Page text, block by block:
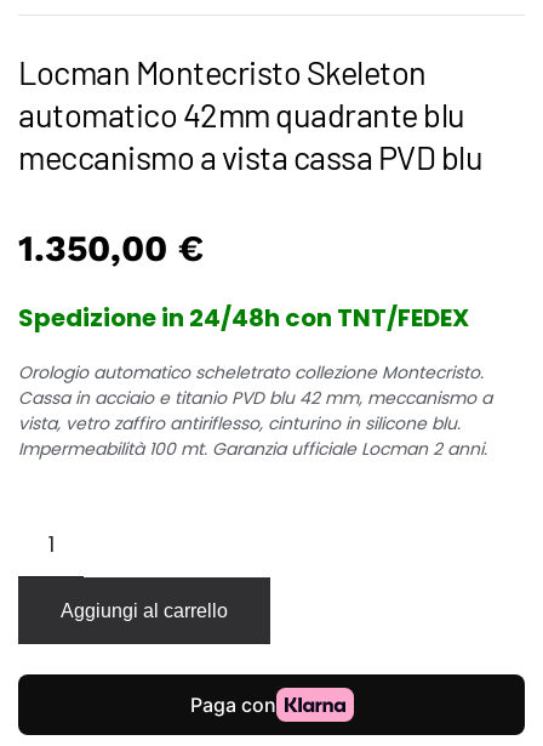
Locman Montecristo Skeleton
automatico 42mm quadrante blu
meccanismo a vista cassa PVD blu
1.350,00 €
Spedizione in 24/48h con TNT/FEDEX
Orologio automatico scheletrato collezione Montecristo.
Cassa in acciaio e titanio PVD blu 42 mm, meccanismo a
vista, vetro zaffiro antiriflesso, cinturino in silicone blu.
Impermeabilità 100 mt. Garanzia ufficiale Locman 2 anni.
Montecristo
Skeleton
automatico
42mm
quadrante
blu
a
Aggiungi al carrello